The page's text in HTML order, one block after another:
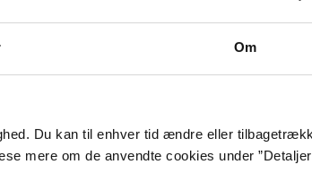
Om
Du kan til enhver tid ændre eller
mere om de anvendte cookies under